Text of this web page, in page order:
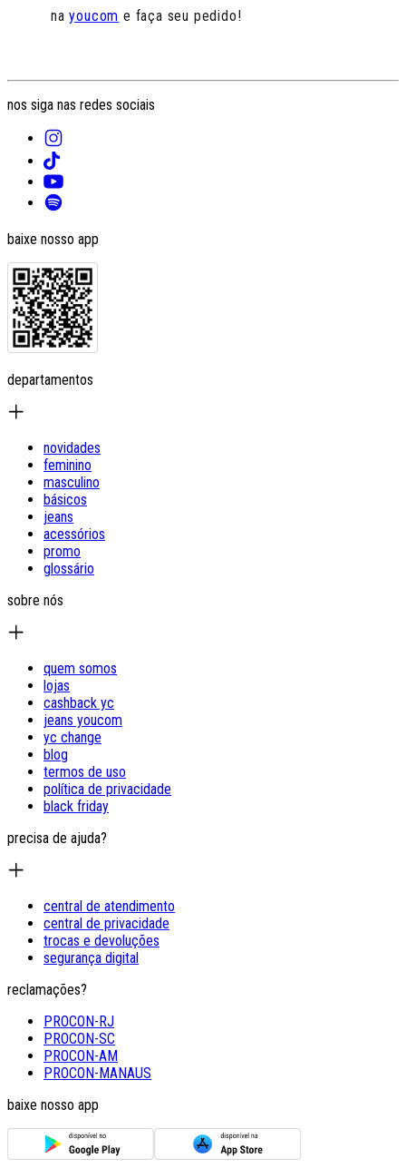
nayoucom e faça seu pedido!
nos siga nas redes sociais
baixe nosso app
departamentos
novidades
feminino
masculino
básicos
jeans
acessórios
promo
glossário
sobre nós
quem somos
lojas
cashback yc
jeans youcom
yc change
blog
termos de uso
política de privacidade
black friday
precisa de ajuda?
central de atendimento
central de privacidade
trocas e devoluções
segurança digital
reclamações?
PROCON-RJ
PROCON-SC
PROCON-AM
PROCON-MANAUS
baixe nosso app